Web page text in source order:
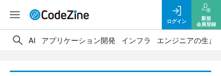
ログイン
新規
会員登録
AI アプリケーション開発 インフラ エンジニアの生き